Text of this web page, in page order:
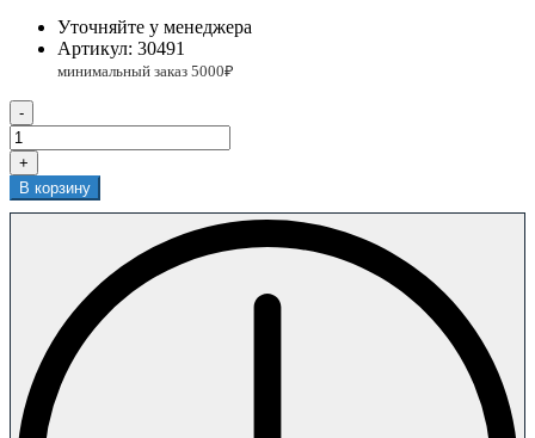
Уточняйте у менеджера
Артикул: 30491
-
+
В корзину